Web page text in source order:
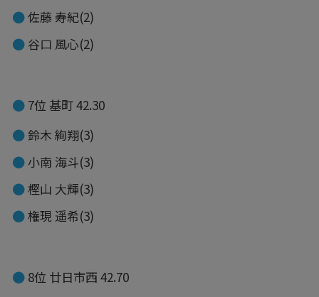
佐藤 寿紀(2)
谷口 風心(2)
7位 基町 42.30
鈴木 絢翔(3)
小南 海斗(3)
樫山 大輝(3)
権現 遥希(3)
8位 廿日市西 42.70